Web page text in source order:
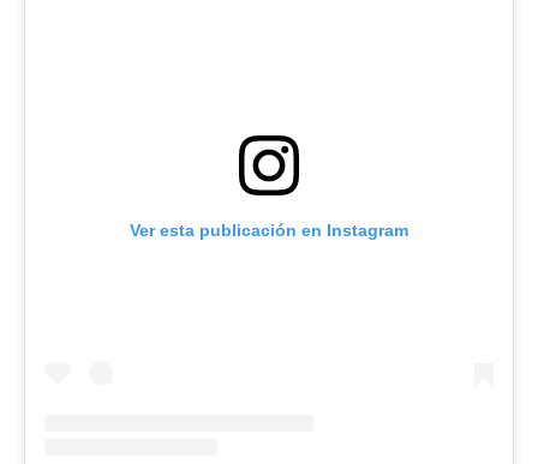
Ver esta publicación en Instagram